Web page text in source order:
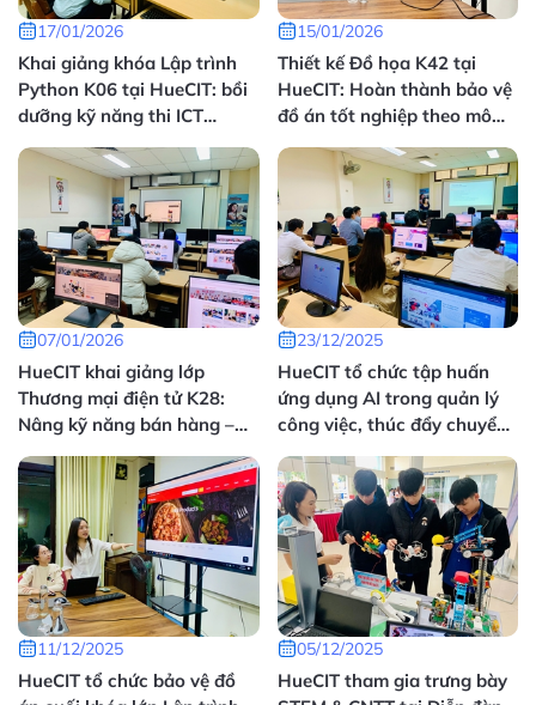
Khai giảng khóa Lập trình
Python K06 tại HueCIT: bồi
dưỡng kỹ năng thi ICT
17/01/2026
Thiết kế Đồ họa K42 tại
HueCIT: Hoàn thành bảo vệ
đồ án tốt nghiệp theo mô
15/01/2026
HueCIT khai giảng lớp
Thương mại điện tử K28:
Nâng kỹ năng bán hàng –
07/01/2026
HueCIT tổ chức tập huấn
ứng dụng AI trong quản lý
công việc, thúc đẩy chuyển
23/12/2025
HueCIT tổ chức bảo vệ đồ
11/12/2025
HueCIT tham gia trưng bày
05/12/2025